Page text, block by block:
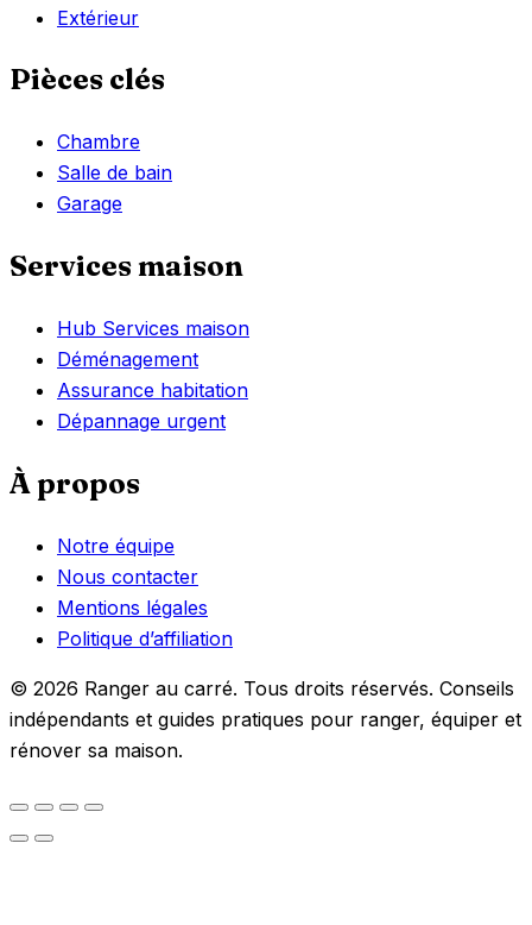
Extérieur
Pièces clés
Chambre
Salle de bain
Garage
Services maison
Hub Services maison
Déménagement
Assurance habitation
Dépannage urgent
À propos
Notre équipe
Nous contacter
Mentions légales
Politique d’affiliation
© 2026 Ranger au carré. Tous droits réservés. Conseils
indépendants et guides pratiques pour ranger, équiper et
rénover sa maison.